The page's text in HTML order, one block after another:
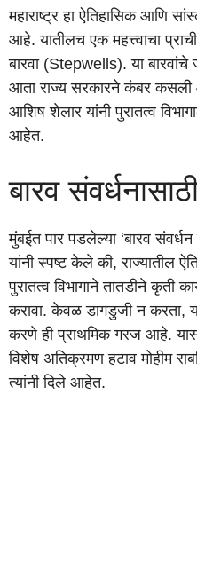
महाराष्ट्र हा ऐतिहासिक आणि
आहे. यातीलच एक महत्त्वाचा
बारवा (Stepwells). या
आता राज्य सरकारने कंबर कसली
आशिष शेलार यांनी पुरातत्व
आहेत.
बारव
मुंबईत पार पडलेल्या ‘बारव
यांनी स्पष्ट केले की, राज्यातील
पुरातत्व विभागाने तातडीने कृती
करावा. केवळ डागडुजी न करता,
करणे ही प्राथमिक गरज आहे.
विशेष अतिक्रमण हटाव मोहीम
त्यांनी दिले आहेत.